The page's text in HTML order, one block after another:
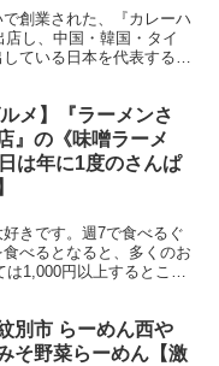
創業された、『カレーハ
し、中国・韓国・タイ
ている日本を代表するカ
ルメ】『ラーメンさ
』の《味噌ラーメ
は年に1度のさんぱ
きです。週7で食べるぐ
べるとなると、多くのお
は1,000円以上するところ
別市 らーめん西や
そ野菜らーめん【激